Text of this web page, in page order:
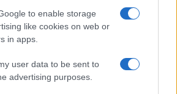
to enable storage
like cookies on web or
in apps.
user data to be sent to
advertising purposes.